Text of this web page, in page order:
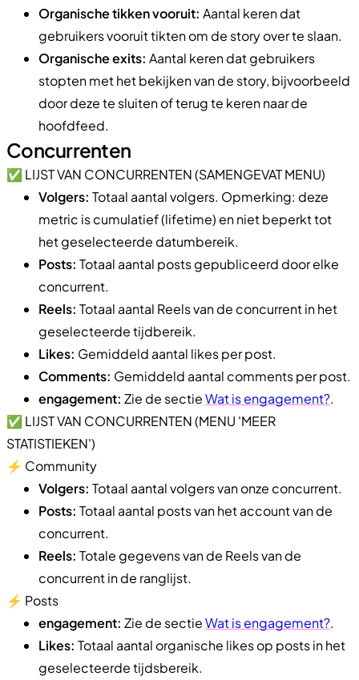
Organische tikken vooruit: Aantal keren dat
gebruikers vooruit tikten om de story over te slaan.
Organische exits: Aantal keren dat gebruikers
stopten met het bekijken van de story, bijvoorbeeld
door deze te sluiten of terug te keren naar de
hoofdfeed.
Concurrenten
✅ LIJST VAN CONCURRENTEN (SAMENGEVAT MENU)
Volgers: Totaal aantal volgers. Opmerking: deze
metric is cumulatief (lifetime) en niet beperkt tot
het geselecteerde datumbereik.
Posts: Totaal aantal posts gepubliceerd door elke
concurrent.
Reels: Totaal aantal Reels van de concurrent in het
geselecteerde tijdbereik.
Likes: Gemiddeld aantal likes per post.
Comments: Gemiddeld aantal comments per post.
engagement: Zie de sectieWat is engagement?.
✅ LIJST VAN CONCURRENTEN (MENU 'MEER
STATISTIEKEN')
⚡️ Community
Volgers: Totaal aantal volgers van onze concurrent.
Posts: Totaal aantal posts van het account van de
concurrent.
Reels: Totale gegevens van de Reels van de
concurrent in de ranglijst.
⚡️ Posts
engagement: Zie de sectieWat is engagement?.
Likes: Totaal aantal organische likes op posts in het
geselecteerde tijdsbereik.